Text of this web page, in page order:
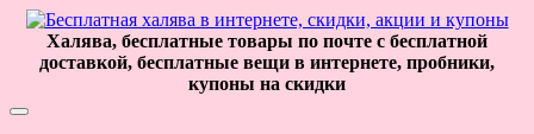
Халява, бесплатные товары по почте с бесплатной
доставкой, бесплатные вещи в интернете, пробники,
купоны на скидки